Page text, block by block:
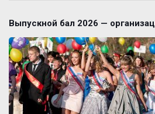
Выпускной бал 2026 —